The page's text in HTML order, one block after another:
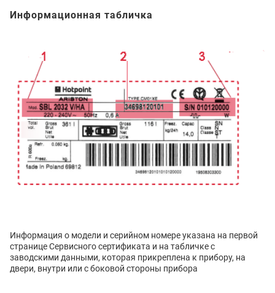
Информационная табличка
Информация о модели и серийном номере указана на первой
странице Сервисного сертификата и на табличке с
заводскими данными, которая прикреплена к прибору, на
двери, внутри или с боковой стороны прибора